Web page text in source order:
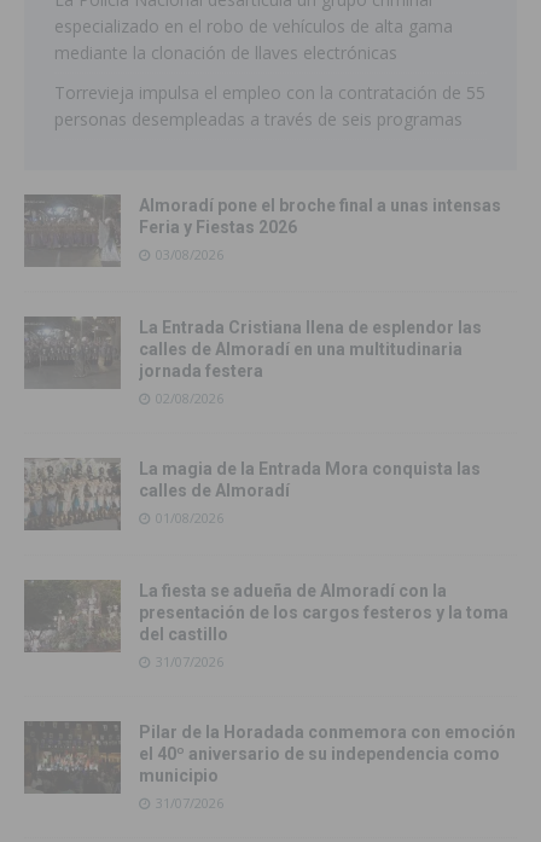
especializado en el robo de vehículos de alta gama
mediante la clonación de llaves electrónicas
Torrevieja impulsa el empleo con la contratación de 55
personas desempleadas a través de seis programas
Almoradí pone el broche final a unas intensas
Feria y Fiestas 2026
03/08/2026
La Entrada Cristiana llena de esplendor las
calles de Almoradí en una multitudinaria
jornada festera
02/08/2026
La magia de la Entrada Mora conquista las
calles de Almoradí
01/08/2026
La fiesta se adueña de Almoradí con la
presentación de los cargos festeros y la toma
del castillo
31/07/2026
Pilar de la Horadada conmemora con emoción
el 40º aniversario de su independencia como
municipio
31/07/2026